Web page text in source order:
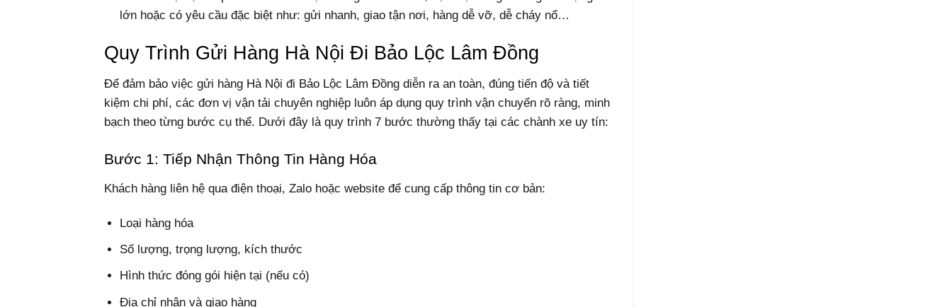
lớn hoặc có yêu cầu đặc biệt như: gửi nhanh, giao tận nơi, hàng dễ vỡ, dễ cháy nổ…
Quy Trình Gửi Hàng Hà Nội Đi Bảo Lộc Lâm Đồng
Để đảm bảo việc gửi hàng Hà Nội đi Bảo Lộc Lâm Đồng diễn ra an toàn, đúng tiến độ và tiết
kiệm chi phí, các đơn vị vận tải chuyên nghiệp luôn áp dụng quy trình vận chuyển rõ ràng, minh
bạch theo từng bước cụ thể. Dưới đây là quy trình 7 bước thường thấy tại các chành xe uy tín:
Bước 1: Tiếp Nhận Thông Tin Hàng Hóa
Khách hàng liên hệ qua điện thoại, Zalo hoặc website để cung cấp thông tin cơ bản:
Loại hàng hóa
Số lượng, trọng lượng, kích thước
Hình thức đóng gói hiện tại (nếu có)
Địa chỉ nhận và giao hàng